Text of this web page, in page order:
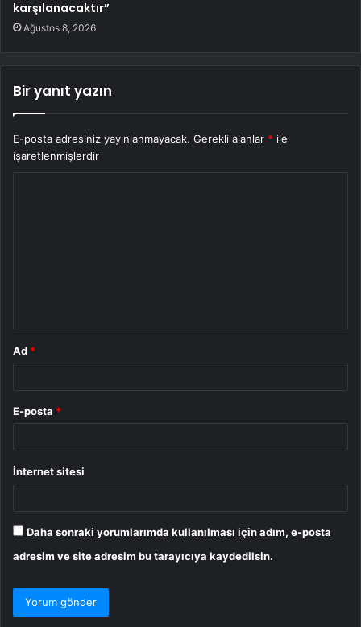
karşılanacaktır”
Ağustos 8, 2026
Bir yanıt yazın
E-posta adresiniz yayınlanmayacak. Gerekli alanlar * ile
işaretlenmişlerdir
Ad *
E-posta *
İnternet sitesi
Daha sonraki yorumlarımda kullanılması için adım, e-posta
adresim ve site adresim bu tarayıcıya kaydedilsin.